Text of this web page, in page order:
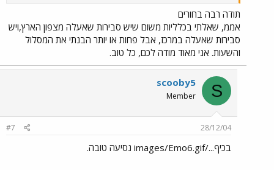
תודה רבה בחורים
אממ, שאלתי בכלליות משום שיש סבירות שאעלה מצפון הארץ,ויש
סבירות שאעלה במרכז, אבל פחות או יותר הבנתי את המסלול
והשעות. אני מאוד מודה לכם, כל טוב.
S
scooby5
Member
28/12/04
#7
בכיף.../images/Emo6.gif נסיעה טובה.